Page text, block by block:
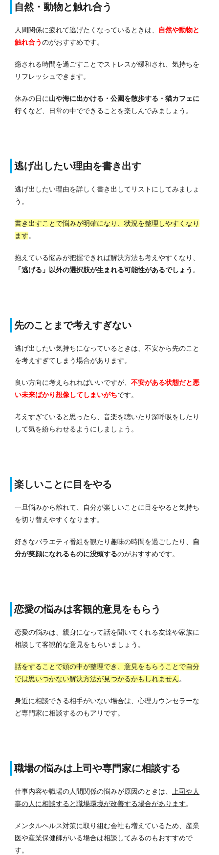
自然・動物と触れ合う
人間関係に疲れて逃げたくなっているときは、
自然や動物と
触れ合うのがおすすめです。
癒される時間を過ごすことでストレスが緩和され、気持ちを
リフレッシュできます。
休みの日に山や海に出かける・公園を散歩する・猫カフェに
行く など、日常の中でできることを楽しんでみましょう。
逃げ出したい理由を書き出す
逃げ出したい理由を詳しく書き出してリストにしてみましょ
う。
書き出すことで悩みが明確になり、状況を整理しやすくなり
ます。
抱えている悩みが把握できれば解決方法も考えやすくなり、
「逃げる」以外の選択肢が生まれる可能性があるでしょう 。
先のことまで考えすぎない
逃げ出したい気持ちになっているときは、不安から先のこと
を考えすぎてしまう場合があります。
良い方向に考えられればいいですが、 不安がある状態だと悪
い未来ばかり想像してしまいがちです。
考えすぎていると思ったら、音楽を聴いたり深呼吸をしたり
して気を紛らわせるようにしましょう。
楽しいことに目をやる
一旦悩みから離れて、自分が楽しいことに目をやると気持ち
を切り替えやすくなります。
好きなバラエティ番組を観たり趣味の時間を過ごしたり、
自
分が笑顔になれるものに没頭するのがおすすめです。
恋愛の悩みは客観的意見をもらう
恋愛の悩みは、親身になって話を聞いてくれる友達や家族に
相談して客観的な意見をもらいましょう。
話をすることで頭の中が整理でき、意見をもらうことで自分
では思いつかない解決方法が見つかるかもしれません。
身近に相談できる相手がいない場合は、心理カウンセラーな
ど専門家に相談するのもアリです。
職場の悩みは上司や専門家に相談する
仕事内容や職場の人間関係の悩みが原因のときは、
上司や人
事の人に相談すると職場環境が改善する場合があります。
メンタルヘルス対策に取り組む会社も増えているため、産業
医や産業保健師がいる場合は相談してみるのもおすすめで
す。